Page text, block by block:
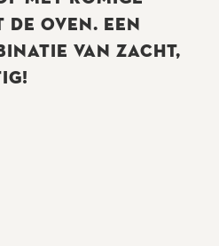
DE OVEN. EEN
VAN ZACHT,